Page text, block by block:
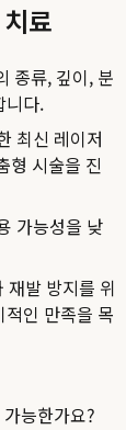
료
종류, 깊이, 분
니다.
최신 레이저
형 시술을 진
가능성을 낮
재발 방지를 위
인 만족을 목
능한가요?